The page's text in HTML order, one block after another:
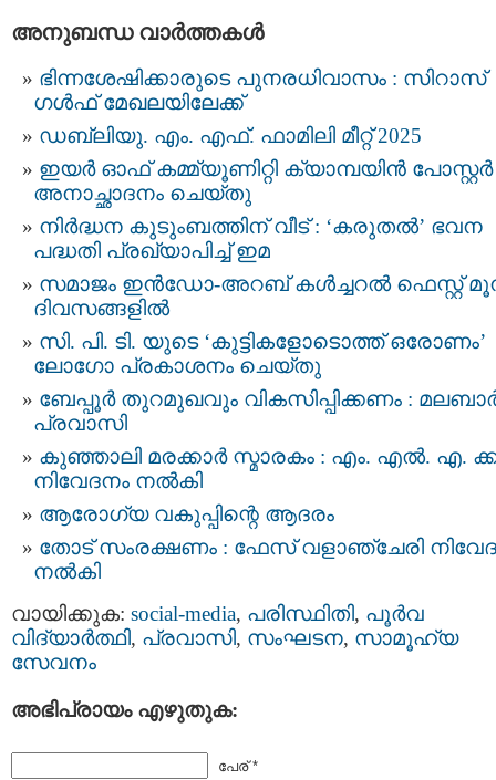
അനുബന്ധ വാര്‍ത്തകള്‍
ഭിന്നശേഷിക്കാരുടെ പുനരധിവാസം : സിറാസ്
ഗൾഫ് മേഖലയിലേക്ക്
ഡബ്ലിയു. എം. എഫ്. ഫാമിലി മീറ്റ് 2025
ഇയർ ഓഫ് കമ്മ്യൂണിറ്റി ക്യാമ്പയിൻ പോസ്റ്റർ
അനാച്ഛാദനം ചെയ്തു
നിർദ്ധന കുടുംബത്തിന് വീട് : ‘കരുതൽ’ ഭവന
പദ്ധതി പ്രഖ്യാപിച്ച് ഇമ
സമാജം ഇന്‍ഡോ-അറബ് കൾച്ചറൽ ഫെസ്റ്റ്
ദിവസങ്ങളിൽ
സി. പി. ടി. യുടെ ‘കുട്ടികളോടൊത്ത് ഒരോണം’
ലോഗോ പ്രകാശനം ചെയ്തു
ബേപ്പൂർ തുറമുഖവും വികസിപ്പിക്കണം :
പ്രവാസി
കുഞ്ഞാലി മരക്കാർ സ്മാരകം : എം. എൽ. എ.
നിവേദനം നൽകി
ആരോഗ്യ വകുപ്പിന്റെ ആദരം
തോട് സംരക്ഷണം : ഫേസ് വളാഞ്ചേരി
നൽകി
വായിക്കുക: social-media, പരിസ്ഥിതി, പൂര്‍വ
വിദ്യാര്‍ത്ഥി, പ്രവാസി, സംഘടന, സാമൂഹ്യ
സേവനം
അഭിപ്രായം എഴുതുക:
പേര് *